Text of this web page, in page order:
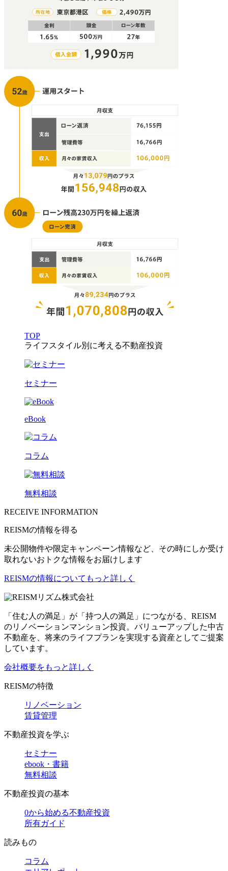
TOP
ライフスタイル別に考える不動産投資
セミナー
eBook
コラム
無料相談
RECEIVE INFORMATION
REISMの情報を得る
未公開物件や限定キャンペーン情報など、その時にしか受け
取れないおトクな情報をお届けします
REISMの情報についてもっと詳しく
リズム株式会社
「住む人の満足」が「持つ人の満足」につながる、REISM
のリノベーションマンション投資。バリューアップした中古
不動産を、将来のライフプランを実現する資産としてご提案
しています。
会社概要をもっと詳しく
REISMの特徴
リノベーション
賃貸管理
不動産投資を学ぶ
セミナー
ebook・書籍
無料相談
不動産投資の基本
0から始める不動産投資
所有ガイド
読みもの
コラム